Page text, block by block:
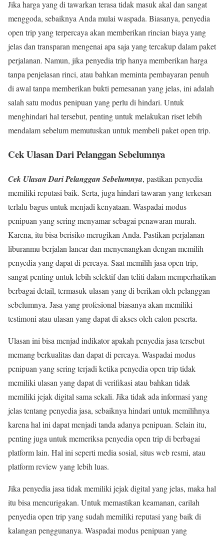
Jika harga yang di tawarkan terasa tidak masuk akal dan sangat
menggoda, sebaiknya Anda mulai waspada. Biasanya, penyedia
open trip yang terpercaya akan memberikan rincian biaya yang
jelas dan transparan mengenai apa saja yang tercakup dalam paket
perjalanan. Namun, jika penyedia trip hanya memberikan harga
tanpa penjelasan rinci, atau bahkan meminta pembayaran penuh
di awal tanpa memberikan bukti pemesanan yang jelas, ini adalah
salah satu modus penipuan yang perlu di hindari. Untuk
menghindari hal tersebut, penting untuk melakukan riset lebih
mendalam sebelum memutuskan untuk membeli paket open trip.
Cek Ulasan Dari Pelanggan Sebelumnya
Cek Ulasan Dari Pelanggan Sebelumnya, pastikan penyedia
memiliki reputasi baik. Serta, juga hindari tawaran yang terkesan
terlalu bagus untuk menjadi kenyataan. Waspadai modus
penipuan yang sering menyamar sebagai penawaran murah.
Karena, itu bisa berisiko merugikan Anda. Pastikan perjalanan
liburanmu berjalan lancar dan menyenangkan dengan memilih
penyedia yang dapat di percaya. Saat memilih jasa open trip,
sangat penting untuk lebih selektif dan teliti dalam memperhatikan
berbagai detail, termasuk ulasan yang di berikan oleh pelanggan
sebelumnya. Jasa yang profesional biasanya akan memiliki
testimoni atau ulasan yang dapat di akses oleh calon peserta.
Ulasan ini bisa menjad indikator apakah penyedia jasa tersebut
memang berkualitas dan dapat di percaya. Waspadai modus
penipuan yang sering terjadi ketika penyedia open trip tidak
memiliki ulasan yang dapat di verifikasi atau bahkan tidak
memiliki jejak digital sama sekali. Jika tidak ada informasi yang
jelas tentang penyedia jasa, sebaiknya hindari untuk memilihnya
karena hal ini dapat menjadi tanda adanya penipuan. Selain itu,
penting juga untuk memeriksa penyedia open trip di berbagai
platform lain. Hal ini seperti media sosial, situs web resmi, atau
platform review yang lebih luas.
Jika penyedia jasa tidak memiliki jejak digital yang jelas, maka hal
itu bisa mencurigakan. Untuk memastikan keamanan, carilah
penyedia open trip yang sudah memiliki reputasi yang baik di
kalangan penggunanya. Waspadai modus penipuan yang